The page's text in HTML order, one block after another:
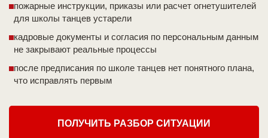
пожарные инструкции, приказы или расчет огнетушителей
для школы танцев устарели
кадровые документы и согласия по персональным данным
не закрывают реальные процессы
после предписания по школе танцев нет понятного плана,
что исправлять первым
ПОЛУЧИТЬ РАЗБОР СИТУАЦИИ